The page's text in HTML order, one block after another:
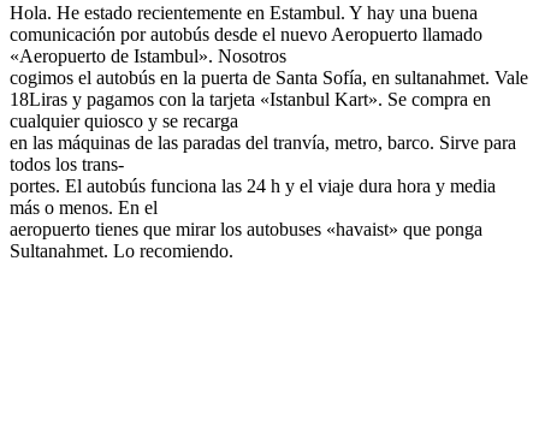
Hola. He estado recientemente en Estambul. Y hay una buena
comunicación por autobús desde el nuevo Aeropuerto llamado
«Aeropuerto de Istambul». Nosotros
cogimos el autobús en la puerta de Santa Sofía, en sultanahmet. Vale
18Liras y pagamos con la tarjeta «Istanbul Kart». Se compra en
cualquier quiosco y se recarga
en las máquinas de las paradas del tranvía, metro, barco. Sirve para
todos los trans-
portes. El autobús funciona las 24 h y el viaje dura hora y media
más o menos. En el
aeropuerto tienes que mirar los autobuses «havaist» que ponga
Sultanahmet. Lo recomiendo.